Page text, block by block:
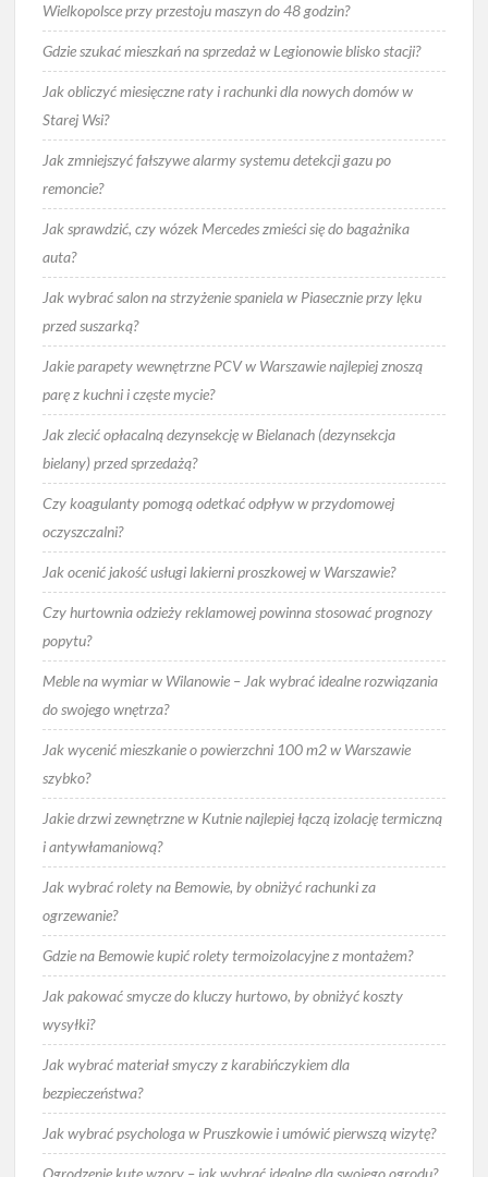
Wielkopolsce przy przestoju maszyn do 48 godzin?
Gdzie szukać mieszkań na sprzedaż w Legionowie blisko stacji?
Jak obliczyć miesięczne raty i rachunki dla nowych domów w
Starej Wsi?
Jak zmniejszyć fałszywe alarmy systemu detekcji gazu po
remoncie?
Jak sprawdzić, czy wózek Mercedes zmieści się do bagażnika
auta?
Jak wybrać salon na strzyżenie spaniela w Piasecznie przy lęku
przed suszarką?
Jakie parapety wewnętrzne PCV w Warszawie najlepiej znoszą
parę z kuchni i częste mycie?
Jak zlecić opłacalną dezynsekcję w Bielanach (dezynsekcja
bielany) przed sprzedażą?
Czy koagulanty pomogą odetkać odpływ w przydomowej
oczyszczalni?
Jak ocenić jakość usługi lakierni proszkowej w Warszawie?
Czy hurtownia odzieży reklamowej powinna stosować prognozy
popytu?
Meble na wymiar w Wilanowie – Jak wybrać idealne rozwiązania
do swojego wnętrza?
Jak wycenić mieszkanie o powierzchni 100 m2 w Warszawie
szybko?
Jakie drzwi zewnętrzne w Kutnie najlepiej łączą izolację termiczną
i antywłamaniową?
Jak wybrać rolety na Bemowie, by obniżyć rachunki za
ogrzewanie?
Gdzie na Bemowie kupić rolety termoizolacyjne z montażem?
Jak pakować smycze do kluczy hurtowo, by obniżyć koszty
wysyłki?
Jak wybrać materiał smyczy z karabińczykiem dla
bezpieczeństwa?
Jak wybrać psychologa w Pruszkowie i umówić pierwszą wizytę?